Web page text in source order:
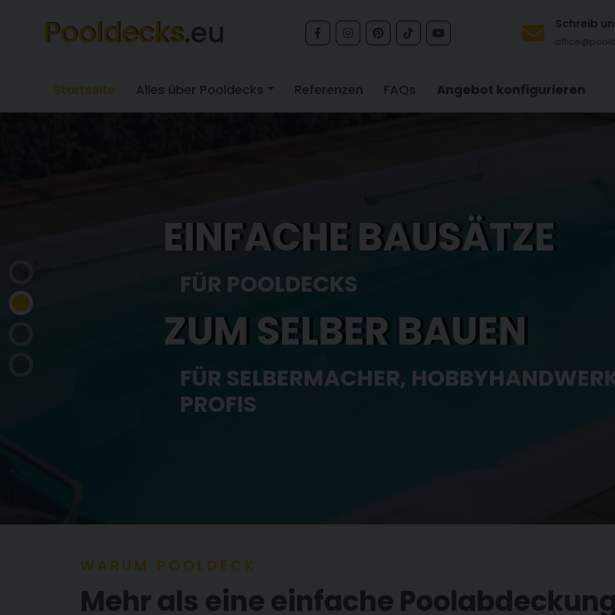
Pooldecks.eu Schreib
Startseite Alles über Pooldecks Referenzen FAQs Angebot konfigurieren
BERECHNET, SIMULIERT
GETESTET
FÜR LANGLEBIGKEIT UND STABILITÄT
QUALITÄT
WARUM POOLDECK
Mehr als eine einfache